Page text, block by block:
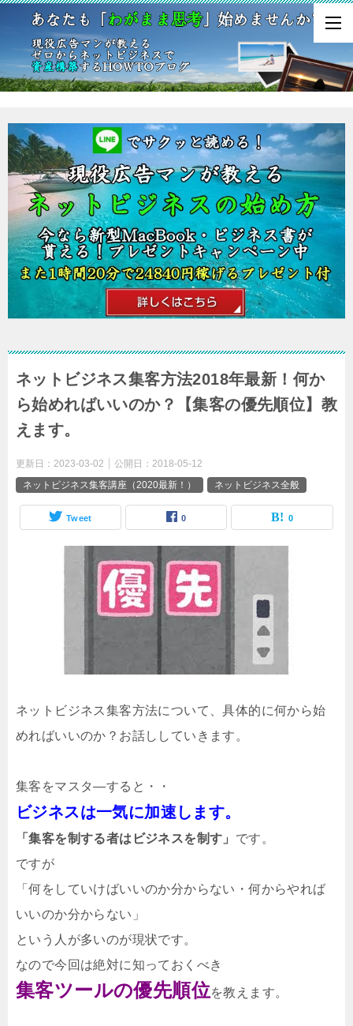
ネットビジネス集客方法2018年最新！何か
ら始めればいいのか？【集客の優先順位】教
えます。
更新日： 2023-03-02 公開日： 2018-05-12
ネットビジネス集客講座（2020最新！）
ネットビジネス全般
Tweet 0 0
ネットビジネス集客方法について、具体的に何から始
めればいいのか？お話ししていきます。
集客をマスタ―すると・・
ビジネスは一気に加速します。
「集客を制する者はビジネスを制す」 です。
ですが
「何をしていけばいいのか分からない・何からやれば
いいのか分からない」
という人が多いのが現状です。
なので今回は絶対に知っておくべき
集客ツールの優先順位を教えます。